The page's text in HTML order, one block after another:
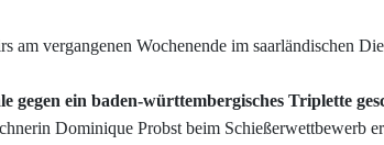
vergangenen Wochenende im saarländischen
ein baden-württembergisches Triplette
Dominique Probst beim Schießerwettbewerb